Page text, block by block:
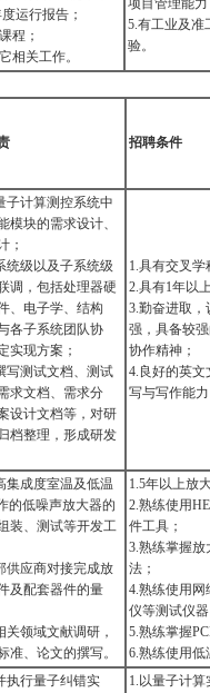
运行报告；
程；
相关工作。
项目管理能
5.有工业及准
验。
招聘条件
子计算测控系统中
模块的需求设计、
；
统级以及子系统级
调，包括处理器硬
、电子学、结构
各子系统团队协
实现方案；
写测试文档、测试
求文档、需求分
设计文档等，对研
档整理，形成研发
1.具有交叉
2.具有1年以
3.勤奋进取
强，具备较
协作精神；
4.良好的英
写与写作能
集成度室温及低温
的低噪声放大器的
装、测试等开发工
供应商对接完成放
及配套器件的量
关领域文献调研，
准、论文的撰写。
1.5年以上放
2.熟练使用
件工具；
3.熟练掌握
法；
4.熟练使用
仪等测试仪
5.熟练掌握
6.熟练使用
执行量子纠错实
1.以量子计